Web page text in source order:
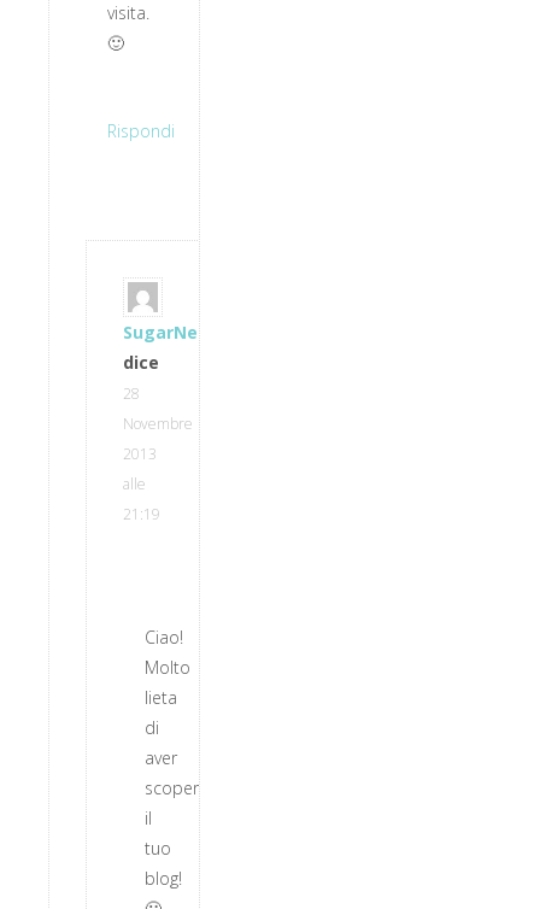
visita.
🙂
Rispondi
SugarNess
dice
28
Novembre
2013
alle
21:19
Ciao!
Molto
lieta
di
aver
scoperto
il
tuo
blog!